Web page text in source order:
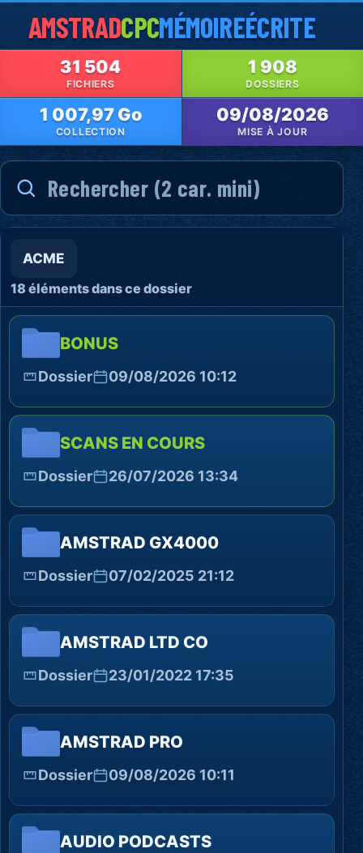
AMSTRADCPCMÉMOIREÉCRITE
31 504
FICHIERS
1 908
DOSSIERS
1 007,97 Go
COLLECTION
09/08/2026
MISE À JOUR
ACME
18 éléments dans ce dossier
BONUS
Dossier 09/08/2026 10:12
SCANS EN COURS
Dossier 26/07/2026 13:34
AMSTRAD GX4000
Dossier 07/02/2025 21:12
AMSTRAD LTD CO
Dossier 23/01/2022 17:35
AMSTRAD PRO
Dossier 09/08/2026 10:11
AUDIO PODCASTS